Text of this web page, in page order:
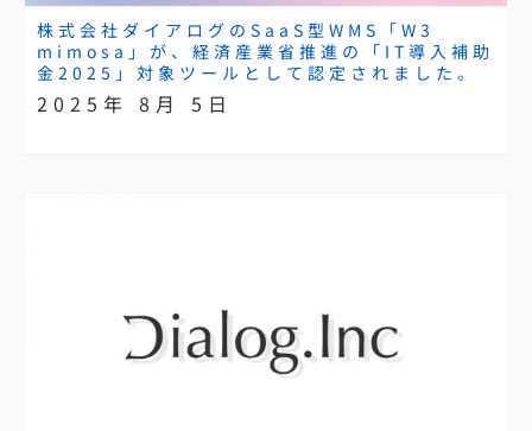
株式会社ダイアログのSaaS型WMS「W3
mimosa」が、経済産業省推進の「IT導入補助
金2025」対象ツールとして認定されました。
2025年 8月 5日